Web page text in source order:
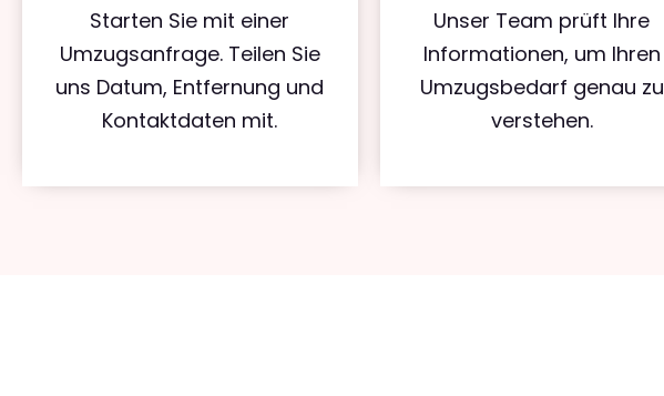
Starten Sie mit einer
Umzugsanfrage. Teilen Sie
uns Datum, Entfernung und
Kontaktdaten mit.
Unser Team prüft Ihre
Informationen, um Ihren
Umzugsbedarf genau zu
verstehen.